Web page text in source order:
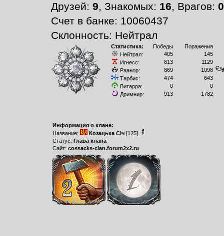
Друзей: 9, Знакомых: 16, Врагов: 0
Счет в банке: 10060437
Склонность: Нейтрал
Статистика: Победы
Поражения
Нейтрал:
405
145
Игнесс:
813
1129
Раанор:
869
1098
Тарбис:
474
643
Витарра:
0
0
Дримнир:
913 1782
Информация о клане:
Название:
Козацька Сiч[125]
Статус: Глава клана
Сайт: cossacks-clan.forum2x2.ru